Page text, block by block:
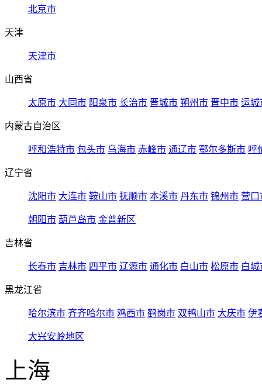
北京市
天津
天津市
山西省
太原市 大同市 阳泉市 长治市 晋城市 朔州市 晋中市 运城
内蒙古自治区
呼和浩特市 包头市 乌海市 赤峰市 通辽市 鄂尔多斯市 呼
辽宁省
沈阳市 大连市 鞍山市 抚顺市 本溪市 丹东市 锦州市 营口
朝阳市 葫芦岛市 金普新区
吉林省
长春市 吉林市 四平市 辽源市 通化市 白山市 松原市 白城
黑龙江省
哈尔滨市 齐齐哈尔市 鸡西市 鹤岗市 双鸭山市 大庆市 伊
大兴安岭地区
上海